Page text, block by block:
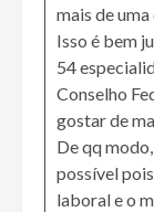
mais de
Isso é bem
54
Conselho
gostar de
De qq
possível
laboral e o